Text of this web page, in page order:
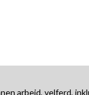
arbeid, velferd,